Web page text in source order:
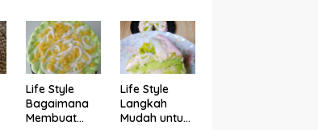
Life Style
Bagaimana
Membuat
Life Style
Langkah
Mudah untuk